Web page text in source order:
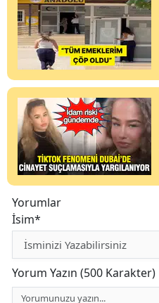
Yorumlar
İsim*
Yorum Yazın (500 Karakter)